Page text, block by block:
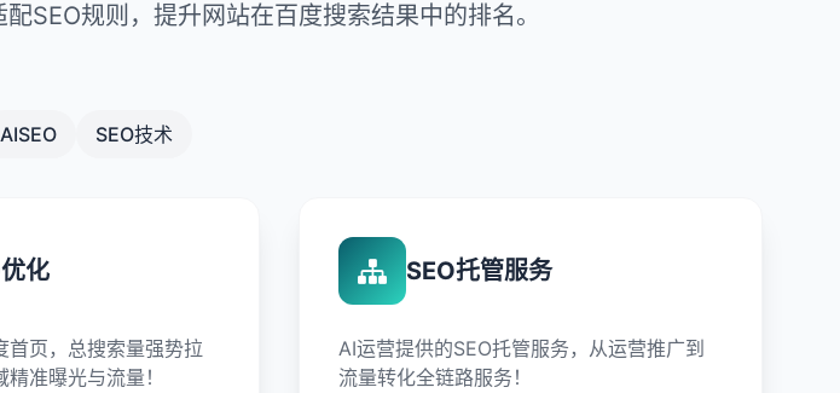
SEO规则，提升网站在百度搜索结果中的排名。
AISEO SEO技术
化
首页，总搜索量强势拉
准曝光与流量！
SEO托管服务
AI运营提供的SEO托管服务，从运营推广到
流量转化全链路服务！